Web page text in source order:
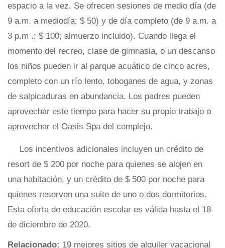
espacio a la vez. Se ofrecen sesiones de medio día (de
9 a.m. a mediodía; $ 50) y de día completo (de 9 a.m. a
3 p.m .; $ 100; almuerzo incluido). Cuando llega el
momento del recreo, clase de gimnasia, o un descanso
los niños pueden ir al parque acuático de cinco acres,
completo con un río lento, toboganes de agua, y zonas
de salpicaduras en abundancia. Los padres pueden
aprovechar este tiempo para hacer su propio trabajo o
aprovechar el Oasis Spa del complejo.
Los incentivos adicionales incluyen un crédito de
resort de $ 200 por noche para quienes se alojen en
una habitación, y un crédito de $ 500 por noche para
quienes reserven una suite de uno o dos dormitorios.
Esta oferta de educación escolar es válida hasta el 18
de diciembre de 2020.
Relacionado: 19 mejores sitios de alquiler vacacional